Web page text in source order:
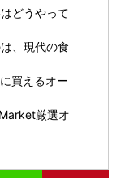
どうやって
、現代の食
買えるオー
厳選オ